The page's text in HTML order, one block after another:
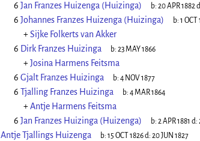
6 Jan Franzes Huizenga (Huizinga) b: 20 APR 1882
6 Johannes Franzes Huizenga (Huizinga) b: 1 OCT
+Sijke Folkerts van Akker
6 Dirk Franzes Huizinga b: 23 MAY 1866
+Josina Harmens Feitsma
6 Gjalt Franzes Huizinga b: 4 NOV 1877
6 Tjalling Franzes Huizinga b: 4 MAR 1864
+Antje Harmens Feitsma
6 Jan Franzes Huizinga (Huizenga) b: 2 APR 1881 d:
Antje Tjallings Huizenga b: 15 OCT 1826d: 20 JUN 1827